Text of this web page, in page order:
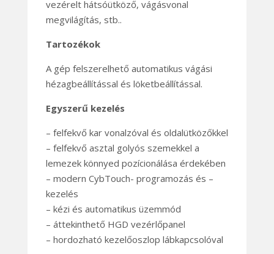
vezérelt hátsóütköző, vágásvonal
megvilágítás, stb..
Tartozékok
A gép felszerelhető automatikus vágási
hézagbeállítással és löketbeállítással.
Egyszerű kezelés
– felfekvő kar vonalzóval és oldalütközőkkel
– felfekvő asztal golyós szemekkel a
lemezek könnyed pozícionálása érdekében
– modern CybTouch- programozás és –
kezelés
– kézi és automatikus üzemmód
– áttekinthető HGD vezérlőpanel
– hordozható kezelőoszlop lábkapcsolóval